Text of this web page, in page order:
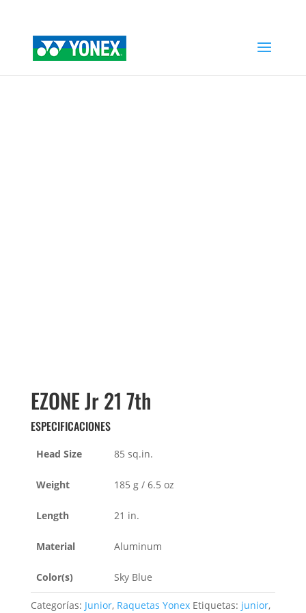
Home»Tienda»EZONE Jr 21 7th
EZONE Jr 21 7th
ESPECIFICACIONES
Head Size 85 sq.in.
Weight 185 g / 6.5 oz
Length 21 in.
Material Aluminum
Color(s) Sky Blue
Categorías: Junior, Raquetas Yonex Etiquetas: junior,